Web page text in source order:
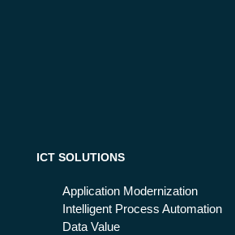
ICT SOLUTIONS
Application Modernization
Intelligent Process Automation
Data Value